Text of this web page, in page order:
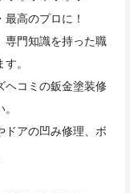
高のプロに！
専門知識を持った職
。
ヘコミの鈑金塗装修
ドアの凹み修理、ボ